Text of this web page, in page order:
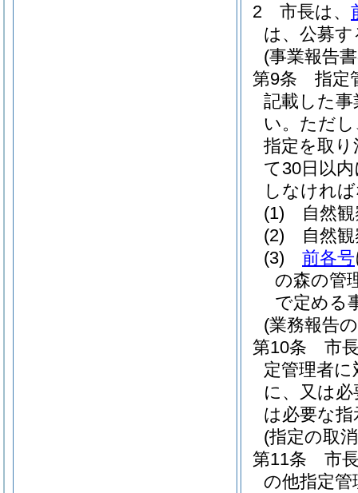
2
市長は、
は、公募
(事業報告
第9条
指定
記載した
い。 ただ
指定を取
て30日以
しなけれ
(1)
自然
(2)
自然
(3)
前各号
の森の管
で定める
(業務報告
第10条
市
定管理者
に、又は
は必要な
(指定の取
第11条
市
の他指定